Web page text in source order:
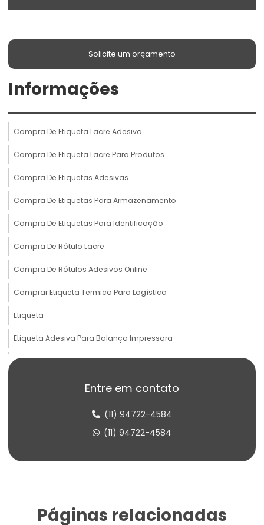
Solicite um orçamento
Informações
Compra De Etiqueta Lacre Adesiva
Compra De Etiqueta Lacre Para Produtos
Compra De Etiquetas Adesivas
Compra De Etiquetas Para Armazenamento
Compra De Etiquetas Para Identificação
Compra De Rótulo Lacre
Compra De Rótulos Adesivos Online
Comprar Etiqueta Termica Para Logística
Etiqueta
Etiqueta Adesiva Para Balança Impressora
Etiqueta Adesiva Para Produtos Congelados
Etiqueta Adesiva Termo Sensível
Etiqueta Congelado Para Alimentos
Etiqueta De Lacre Para Produtos
Entre em contato
(11) 94722-4584
(11) 94722-4584
Páginas relacionadas